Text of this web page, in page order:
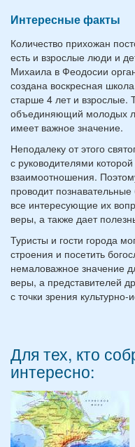
Интересные факты
Количество прихожан
есть и взрослые люди и
Михаила в Феодосии
создана воскресная
старше 4 лет и взрослые.
объединяющий молодых
имеет важное значение.
Неподалеку от этого
с руководителями
взаимоотношения.
проводит
все интересующие их
веры, а также дает
Туристы и гости города
строения и посетить
немаловажное значение
веры, а представителей
с точки зрения культурно-
Для тех, кто
интересно: